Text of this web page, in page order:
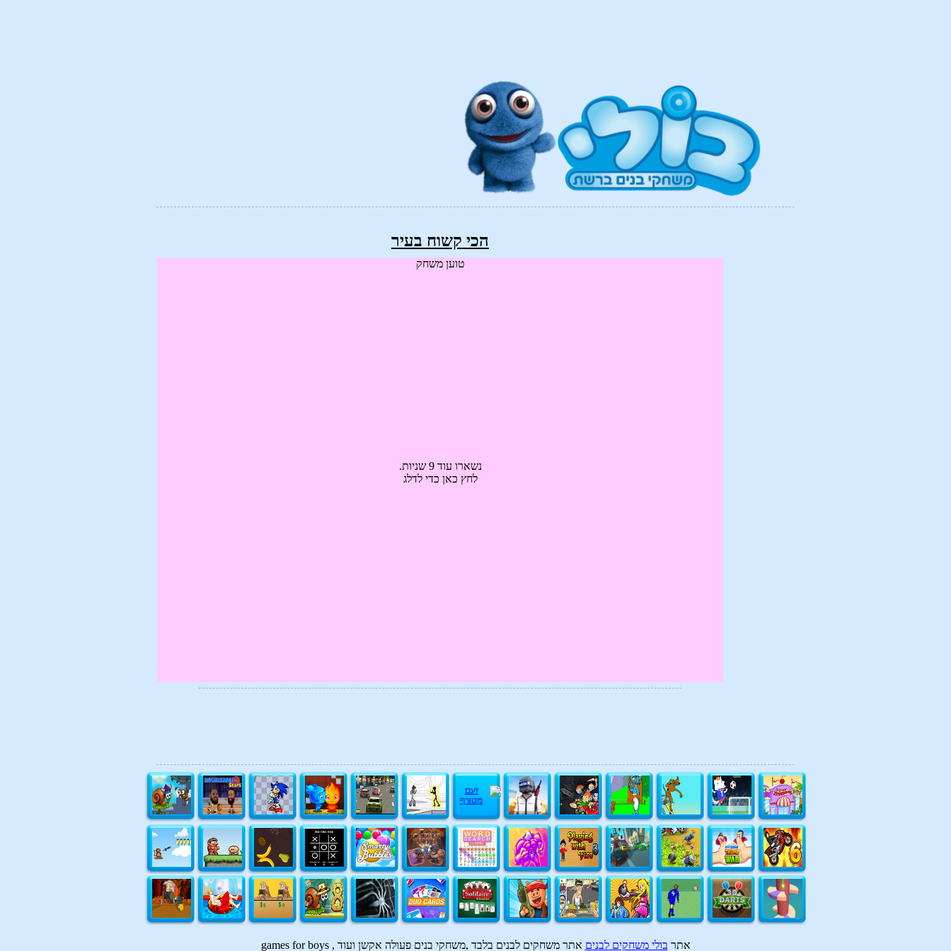
הכי קשוח בעיר
טוען משחק
נשארו עוד 8 שניות.
לחץ כאן כדי לדלג
אתר בולי משחקים לבנים אתר משחקים לבנים בלבד ,משחקי בנים פעולה אקשן ועוד , games for boys